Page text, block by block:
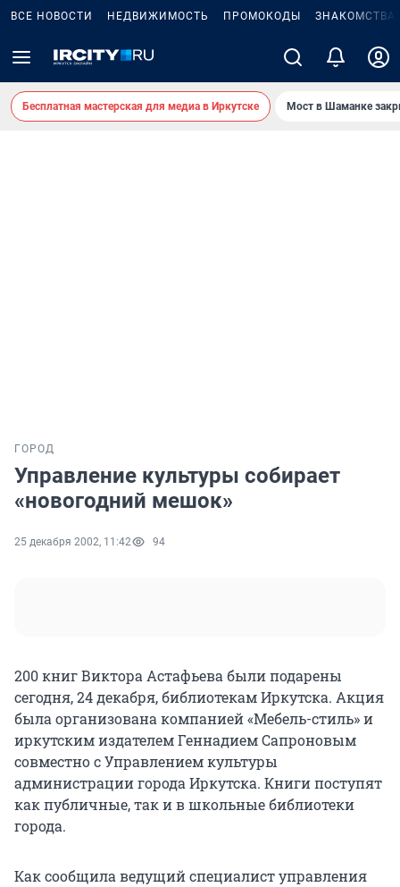
ВСЕ НОВОСТИ НЕДВИЖИМОСТЬ ПРОМОКОДЫ ЗНАКОМСТВА
Бесплатная мастерская для медиа в Иркутске Мост в Шаманке
ГОРОД
Управление культуры собирает
«новогодний мешок»
25 декабря 2002, 11:42 94
200 книг Виктора Астафьева были подарены
сегодня, 24 декабря, библиотекам Иркутска. Акция
была организована компанией «Мебель-стиль» и
иркутским издателем Геннадием Сапроновым
совместно с Управлением культуры
администрации города Иркутска. Книги поступят
как публичные, так и в школьные библиотеки
города.
Как сообщила ведущий специалист управления